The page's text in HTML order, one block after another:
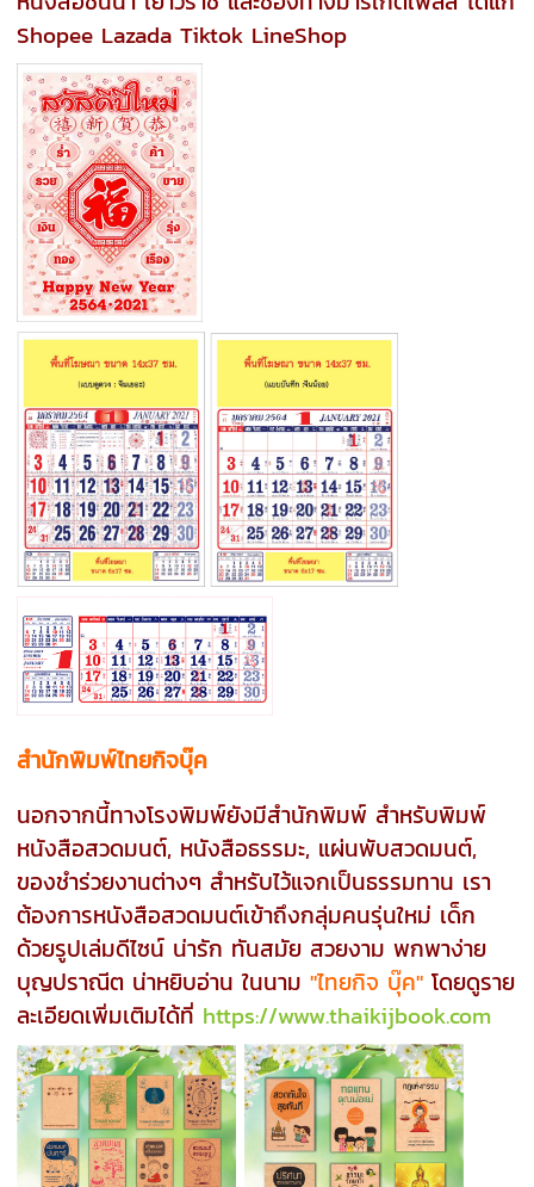
Shopee Lazada Tiktok LineShop
สำนักพิมพ์ไทยกิจบุ๊ค
นอกจากนี้ทางโรงพิมพ์ยังมีสำนักพิมพ์ สำหรับพิมพ์
หนังสือสวดมนต์, หนังสือธรรมะ, แผ่นพับสวดมนต์,
ของชำร่วยงานต่างๆ สำหรับไว้แจกเป็นธรรมทาน เรา
ต้องการหนังสือสวดมนต์เข้าถึงกลุ่มคนรุ่นใหม่ เด็ก
ด้วยรูปเล่มดีไซน์ น่ารัก ทันสมัย สวยงาม พกพาง่าย
บุญปราณีต น่าหยิบอ่าน ในนาม"ไทยกิจ บุ๊ค" โดยดูราย
ละเอียดเพิ่มเติมได้ที่ https://www.thaikijbook.com